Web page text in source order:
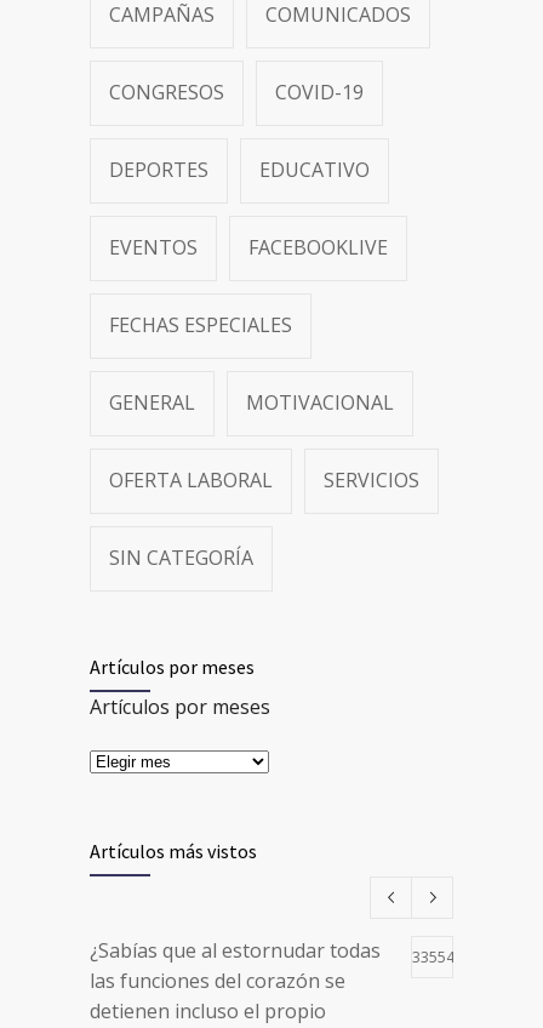
CAMPAÑAS COMUNICADOS
CONGRESOS COVID-19
DEPORTES EDUCATIVO
EVENTOS FACEBOOKLIVE
FECHAS ESPECIALES
GENERAL MOTIVACIONAL
OFERTA LABORAL SERVICIOS
SIN CATEGORÍA
Artículos por meses
Artículos por meses
Artículos más vistos
¿Sabías que al estornudar todas
las funciones del corazón se
detienen incluso el propio
33554